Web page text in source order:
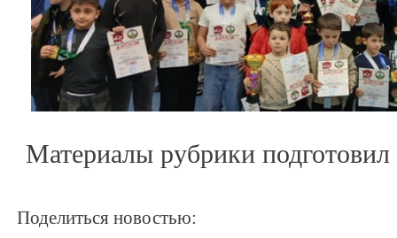
Материалы рубрики
Поделиться новостью: